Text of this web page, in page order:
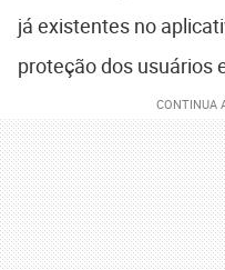
já existentes no
proteção dos usuários